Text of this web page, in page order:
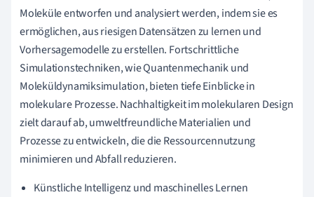
Moleküle entworfen und analysiert werden, indem sie es
ermöglichen, aus riesigen Datensätzen zu lernen und
Vorhersagemodelle zu erstellen. Fortschrittliche
Simulationstechniken, wie Quantenmechanik und
Moleküldynamiksimulation, bieten tiefe Einblicke in
molekulare Prozesse. Nachhaltigkeit im molekularen Design
zielt darauf ab, umweltfreundliche Materialien und
Prozesse zu entwickeln, die die Ressourcennutzung
minimieren und Abfall reduzieren.
Künstliche Intelligenz und maschinelles Lernen